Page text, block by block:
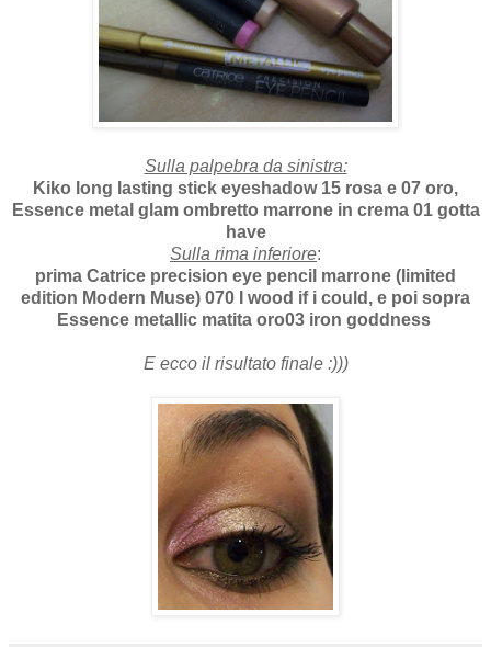
Sulla palpebra da sinistra:
Kiko long lasting stick eyeshadow 15 rosa e 07 oro,
Essence metal glam ombretto marrone in crema 01 gotta
have
Sulla rima inferiore:
prima Catrice precision eye pencil marrone (limited
edition Modern Muse) 070 I wood if i could, e poi sopra
Essence metallic matita oro03 iron goddness
E ecco il risultato finale :)))